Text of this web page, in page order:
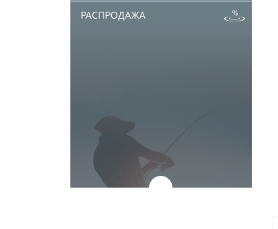
РАСПРОДАЖА